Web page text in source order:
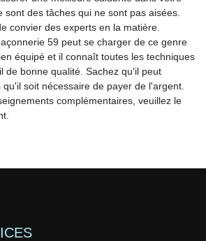
sont des tâches qui ne sont pas aisées.
convier des experts en la matière.
59 peut se charger de ce genre
équipé et il connaît toutes les techniques
de bonne qualité. Sachez qu'il peut
soit nécessaire de payer de l'argent.
complémentaires, veuillez le